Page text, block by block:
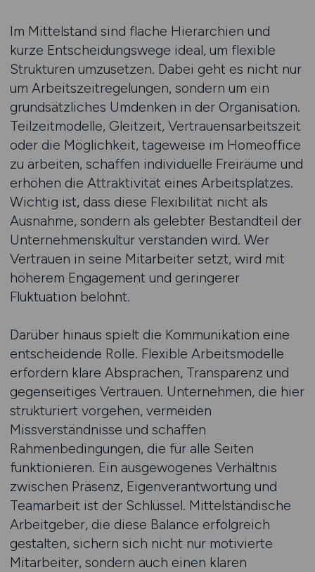
Im Mittelstand sind flache Hierarchien und
kurze Entscheidungswege ideal, um flexible
Strukturen umzusetzen. Dabei geht es nicht nur
um Arbeitszeitregelungen, sondern um ein
grundsätzliches Umdenken in der Organisation.
Teilzeitmodelle, Gleitzeit, Vertrauensarbeitszeit
oder die Möglichkeit, tageweise im Homeoffice
zu arbeiten, schaffen individuelle Freiräume und
erhöhen die Attraktivität eines Arbeitsplatzes.
Wichtig ist, dass diese Flexibilität nicht als
Ausnahme, sondern als gelebter Bestandteil der
Unternehmenskultur verstanden wird. Wer
Vertrauen in seine Mitarbeiter setzt, wird mit
höherem Engagement und geringerer
Fluktuation belohnt.
Darüber hinaus spielt die Kommunikation eine
entscheidende Rolle. Flexible Arbeitsmodelle
erfordern klare Absprachen, Transparenz und
gegenseitiges Vertrauen. Unternehmen, die hier
strukturiert vorgehen, vermeiden
Missverständnisse und schaffen
Rahmenbedingungen, die für alle Seiten
funktionieren. Ein ausgewogenes Verhältnis
zwischen Präsenz, Eigenverantwortung und
Teamarbeit ist der Schlüssel. Mittelständische
Arbeitgeber, die diese Balance erfolgreich
gestalten, sichern sich nicht nur motivierte
Mitarbeiter, sondern auch einen klaren